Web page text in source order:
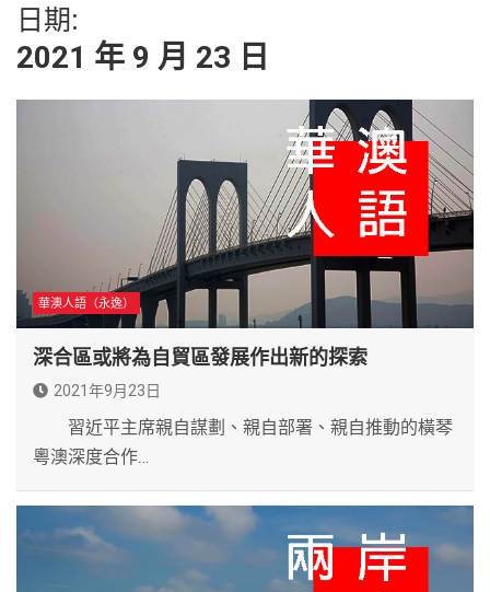
日期:
2021 年 9 月 23 日
華澳人語（永逸）
深合區或將為自貿區發展作出新的探索
2021年9月23日
習近平主席親自謀劃、親自部署、親自推動的橫琴
粵澳深度合作…